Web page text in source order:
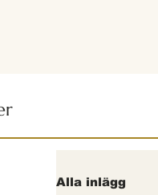
Alla inlägg